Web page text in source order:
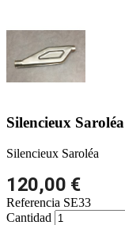
Silencieux Saroléa
Silencieux Saroléa
120,00 €
Referencia SE33
Cantidad